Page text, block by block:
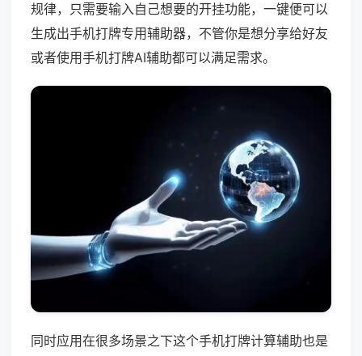
规律，只需要输入自己想要的开挂功能，一键便可以
生成出手机打牌专用辅助器，不管你是想分享给好友
或者使用手机打牌AI辅助都可以满足需求。
同时应用在很多场景之下这个手机打牌计算辅助也是